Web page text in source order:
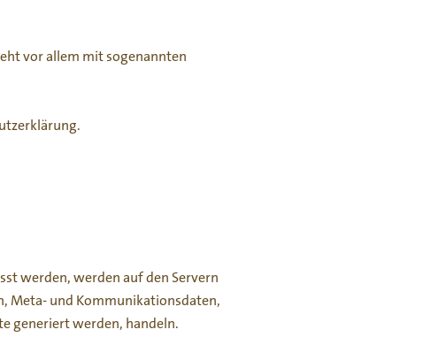
vor allem mit sogenannten
werden, werden auf den Servern
Meta- und Kommunikationsdaten,
generiert werden, handeln.